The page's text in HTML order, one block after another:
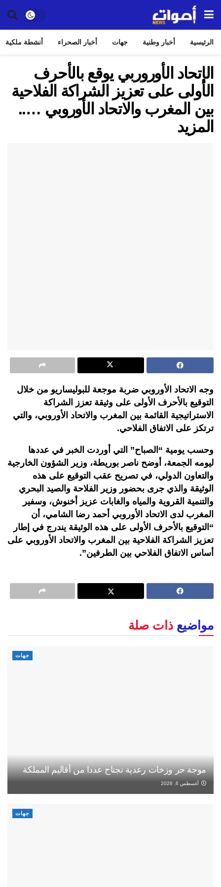
الرئيسية أخبار وطنية جهات أخبار الصحراء أنشطة ملكية
الإتحاد الأوروربي يوقع بالأحرف
الأولى على تعزيز الشراكة الفلاحية
بين المغرب والاتحاد الأوروبي …..
المزيد
وجه الاتحاد الأوروبي ضربة موجعة للبوليساريو من خلال
التوقيع بالأحرف الأولى على وثيقة تعزز الشراكة
الاستراتيجية القائمة بين المغرب والاتحاد الأوروبي، والتي
ترتكز على الاتفاق الفلاحي.
وحسب يومية “الصباح” التي أوردت الخبر في عددها
ليومه الجمعة، أوضح ناصر بوريطة، وزير الشؤون الخارجية
والتعاون الدولي، في تصريح عقب التوقيع على هذه
الوثيقة والذي جرى بحضور وزير الفلاحة والصيد البحري
والتنمية القروية والمياه والغابات عزيز أخنوش، وسفير
المغرب لدى الاتحاد الأوروبي أحمد رضا الشامي، أن
“التوقيع بالأحرف الأولى على هذه الوثيقة يندرج في إطار
تعزيز الشراكة الفلاحية بين المغرب والاتحاد الأوروبي على
أساس الاتفاق الفلاحي بين الطرفين”.
مواضيع ذات صلة
جهات
موجة حر وزخات رعدية تجتاح عددا من أقاليم المملكة
أغسطس 6, 2026
جهات